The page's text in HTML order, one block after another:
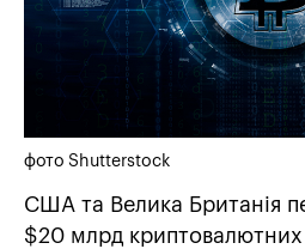
фото Shutterstock
США та Велика Британія
$20 млрд